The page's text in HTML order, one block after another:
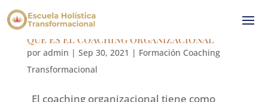
QUE ES EL COACHING ORGANIZACIONAL
por admin | Sep 30, 2021 | Formación Coaching
Transformacional
El coaching organizacional tiene como